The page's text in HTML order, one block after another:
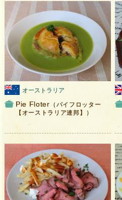
オーストラリア
Pie Floter （パイフロッター
【オーストラリア連邦】）